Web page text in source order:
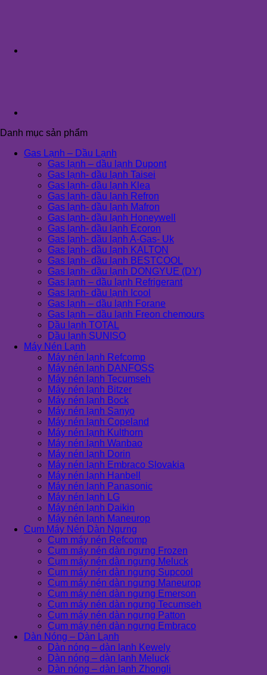
Danh mục sản phẩm
Gas Lạnh – Dầu Lạnh
Gas lạnh – dầu lạnh Dupont
Gas lạnh- dầu lạnh Taisei
Gas lạnh- dầu lạnh Klea
Gas lạnh- dầu lạnh Refron
Gas lạnh- dầu lạnh Mafron
Gas lạnh- dầu lạnh Honeywell
Gas lạnh- dầu lạnh Ecoron
Gas lạnh- dầu lạnh A-Gas- Uk
Gas lạnh- dầu lạnh KALTON
Gas lạnh- dầu lạnh BESTCOOL
Gas lạnh- dầu lạnh DONGYUE (DY)
Gas lạnh – dầu lạnh Refrigerant
Gas lạnh- dầu lạnh Icool
Gas lạnh – dầu lạnh Forane
Gas lạnh – dầu lạnh Freon chemours
Dầu lạnh TOTAL
Dầu lạnh SUNISO
Máy Nén Lạnh
Máy nén lạnh Refcomp
Máy nén lạnh DANFOSS
Máy nén lạnh Tecumseh
Máy nén lạnh Bitzer
Máy nén lạnh Bock
Máy nén lạnh Sanyo
Máy nén lạnh Copeland
Máy nén lạnh Kulthorn
Máy nén lạnh Wanbao
Máy nén lạnh Dorin
Máy nén lạnh Embraco Slovakia
Máy nén lạnh Hanbell
Máy nén lạnh Panasonic
Máy nén lạnh LG
Máy nén lạnh Daikin
Máy nén lạnh Maneurop
Cụm Máy Nén Dàn Ngưng
Cụm máy nén Refcomp
Cụm máy nén dàn ngưng Frozen
Cụm máy nén dàn ngưng Meluck
Cụm máy nén dàn ngưng Supcool
Cụm máy nén dàn ngưng Maneurop
Cụm máy nén dàn ngưng Emerson
Cụm máy nén dàn ngưng Tecumseh
Cụm máy nén dàn ngưng Patton
Cụm máy nén dàn ngưng Embraco
Dàn Nóng – Dàn Lạnh
Dàn nóng – dàn lạnh Kewely
Dàn nóng – dàn lạnh Meluck
Dàn nóng – dàn lạnh Zhongli